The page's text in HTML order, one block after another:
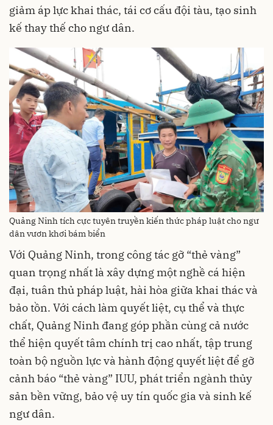
giảm áp lực khai thác, tái cơ cấu đội tàu, tạo sinh
kế thay thế cho ngư dân.
Quảng Ninh tích cực tuyên truyền kiến thức pháp luật cho ngư
dân vươn khơi bám biển
Với Quảng Ninh, trong công tác gỡ “thẻ vàng”
quan trọng nhất là xây dựng một nghề cá hiện
đại, tuân thủ pháp luật, hài hòa giữa khai thác và
bảo tồn. Với cách làm quyết liệt, cụ thể và thực
chất, Quảng Ninh đang góp phần cùng cả nước
thể hiện quyết tâm chính trị cao nhất, tập trung
toàn bộ nguồn lực và hành động quyết liệt để gỡ
cảnh báo “thẻ vàng” IUU, phát triển ngành thủy
sản bền vững, bảo vệ uy tín quốc gia và sinh kế
ngư dân.